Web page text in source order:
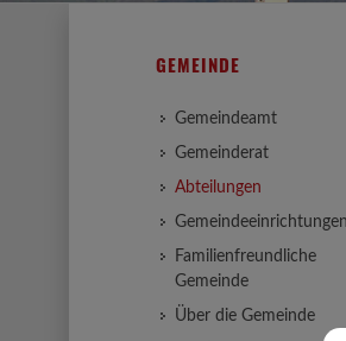
GEMEINDE
Gemeindeamt
Gemeinderat
Abteilungen
Gemeindeeinrichtungen
Familienfreundliche
Gemeinde
Über die Gemeinde